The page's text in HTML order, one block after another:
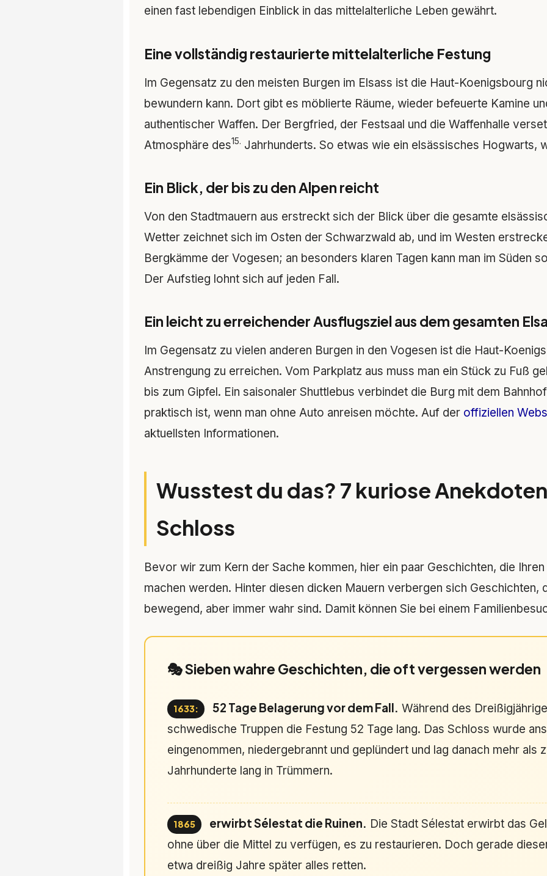
einen fast lebendigen Einblick in das mittelalterliche Leben gewährt.
Eine vollständig restaurierte mittelalterliche Festung
Im Gegensatz zu den meisten Burgen im Elsass ist die Haut-Koenigsbourg
bewundern kann. Dort gibt es möblierte Räume, wieder befeuerte Kamine
authentischer Waffen. Der Bergfried, der Festsaal und die Waffenhalle
Atmosphäre des15. Jahrhunderts. So etwas wie ein elsässisches Hogwarts,
Ein Blick, der bis zu den Alpen reicht
Von den Stadtmauern aus erstreckt sich der Blick über die gesamte
Wetter zeichnet sich im Osten der Schwarzwald ab, und im Westen
Bergkämme der Vogesen; an besonders klaren Tagen kann man im Süden
Der Aufstieg lohnt sich auf jeden Fall.
Ein leicht zu erreichender Ausflugsziel aus dem gesamten
Im Gegensatz zu vielen anderen Burgen in den Vogesen ist die Haut-
Anstrengung zu erreichen. Vom Parkplatz aus muss man ein Stück zu Fuß
bis zum Gipfel. Ein saisonaler Shuttlebus verbindet die Burg mit dem
praktisch ist, wenn man ohne Auto anreisen möchte. Auf der offiziellen
aktuellsten Informationen.
Wusstest du das? 7 kuriose
Schloss
Bevor wir zum Kern der Sache kommen, hier ein paar Geschichten, die
machen werden. Hinter diesen dicken Mauern verbergen sich Geschichten,
bewegend, aber immer wahr sind. Damit können Sie bei einem
🎭 Sieben wahre Geschichten, die oft vergessen werden
1633: 52 Tage Belagerung vor dem Fall. Während des
schwedische Truppen die Festung 52 Tage lang. Das Schloss wurde
eingenommen, niedergebrannt und geplündert und lag danach mehr als
Jahrhunderte lang in Trümmern.
1865 erwirbt Sélestat die Ruinen. Die Stadt Sélestat erwirbt das
ohne über die Mittel zu verfügen, es zu restaurieren. Doch gerade
etwa dreißig Jahre später alles retten.